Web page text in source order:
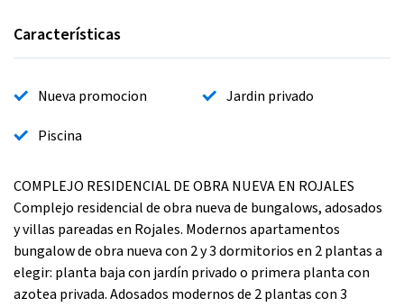
Características
Nueva promocion
Jardin privado
Piscina
COMPLEJO RESIDENCIAL DE OBRA NUEVA EN ROJALES
Complejo residencial de obra nueva de bungalows, adosados
y villas pareadas en Rojales. Modernos apartamentos
bungalow de obra nueva con 2 y 3 dormitorios en 2 plantas a
elegir: planta baja con jardín privado o primera planta con
azotea privada. Adosados modernos de 2 plantas con 3